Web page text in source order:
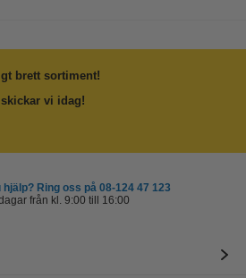
brett sortiment!
vi idag!
hjälp? Ring oss på 08-124 47 123
från kl. 9:00 till 16:00